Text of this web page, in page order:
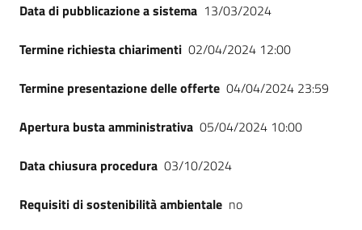
Data di pubblicazione a sistema 13/03/2024
Termine richiesta chiarimenti 02/04/2024 12:00
Termine presentazione delle offerte 04/04/2024 23:59
Apertura busta amministrativa 05/04/2024 10:00
Data chiusura procedura 03/10/2024
Requisiti di sostenibilità ambientale no